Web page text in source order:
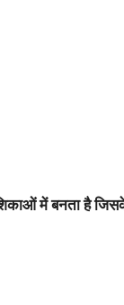
में बनता है जिसके